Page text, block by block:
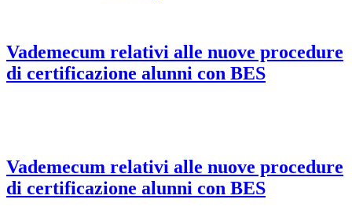
Vademecum relativi alle nuove procedure
di certificazione alunni con BES
Vademecum relativi alle nuove procedure
di certificazione alunni con BES